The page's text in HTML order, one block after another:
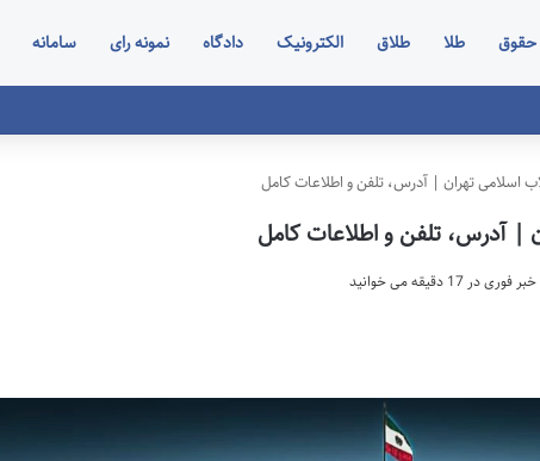
حقوق طلا طلاق الکترونیک دادگاه نمونه رای سامانه
در 17 دقیقه می خوانید